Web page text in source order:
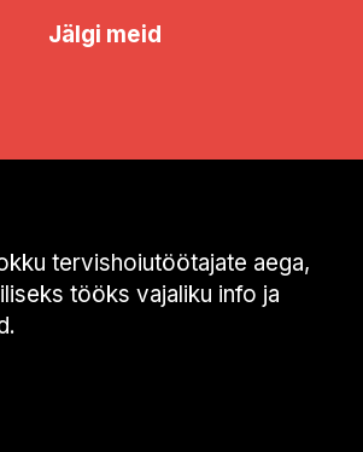
Jälgi meid
tervishoiutöötajate aega,
tööks vajaliku info ja